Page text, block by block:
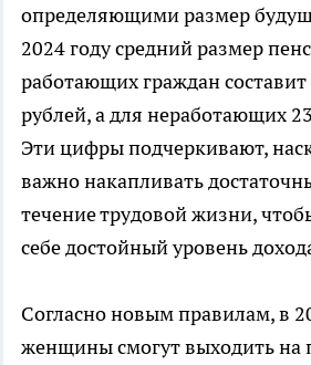
определяющими размер
2024 году средний размер
работающих граждан
рублей, а для неработающих
Эти цифры подчеркивают,
важно накапливать
течение трудовой жизни,
себе достойный уровень
Согласно новым правилам, в
женщины смогут выходить на